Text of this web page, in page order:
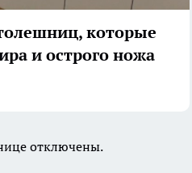
которые
и острого ножа
отключены.